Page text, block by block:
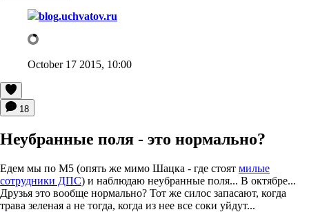
blog.uchvatov.ru
October 17 2015, 10:00
18
Неубранные поля - это нормально?
Едем мы по М5 (опять же мимо Шацка - где стоят милые
сотрудники ДПС) и наблюдаю неубранные поля... В октябре...
Друзья это вообще нормально? Тот же силос запасают, когда
трава зеленая а не тогда, когда из нее все соки уйдут...